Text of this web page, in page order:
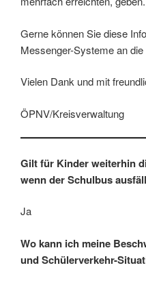
Gerne können Sie diese
Messenger-Systeme an
Vielen Dank und mit
ÖPNV/Kreisverwaltung
Gilt für Kinder weiterhin
wenn der Schulbus
Ja
Wo kann ich meine
und Schülerverkehr-